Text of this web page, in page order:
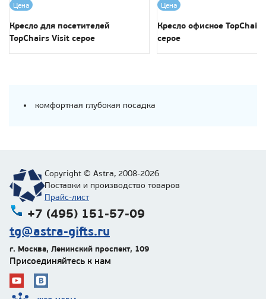
Цена
Кресло для посетителей
TopChairs Visit серое
Цена
Кресло офисное
серое
комфортная глубокая посадка
Copyright © Astra, 2008-2026
Поставки и производство товаров
Прайс-лист
+7 (495) 151-57-09
tg@astra-gifts.ru
г. Москва, Ленинский проспект, 109
Присоединяйтесь к нам